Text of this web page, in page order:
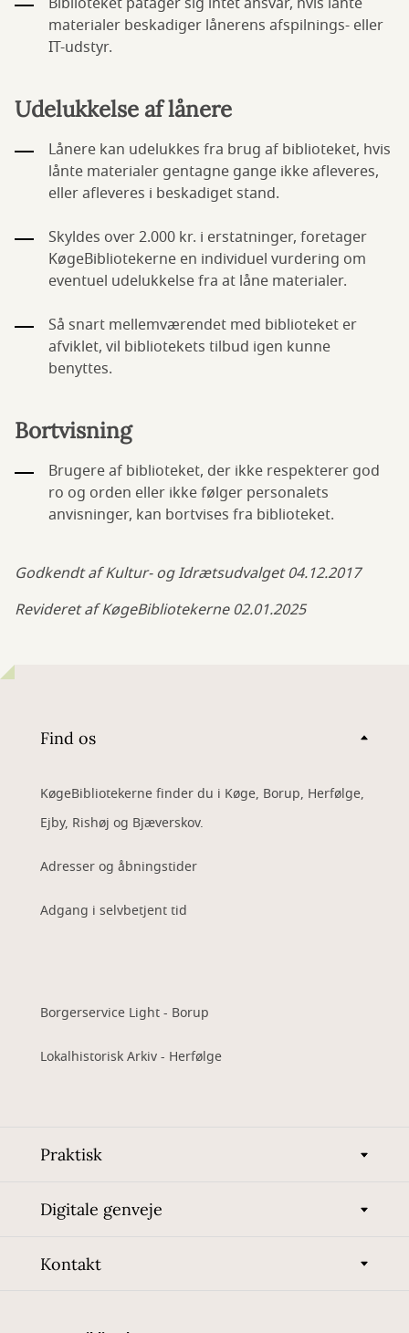
materialer beskadiger lånerens afspilnings- eller
IT-udstyr.
Udelukkelse af lånere
Lånere kan udelukkes fra brug af biblioteket, hvis
lånte materialer gentagne gange ikke afleveres,
eller afleveres i beskadiget stand.
Skyldes over 2.000 kr. i erstatninger, foretager
KøgeBibliotekerne en individuel vurdering om
eventuel udelukkelse fra at låne materialer.
Så snart mellemværendet med biblioteket er
afviklet, vil bibliotekets tilbud igen kunne
benyttes.
Bortvisning
Brugere af biblioteket, der ikke respekterer god
ro og orden eller ikke følger personalets
anvisninger, kan bortvises fra biblioteket.
Godkendt af Kultur- og Idrætsudvalget 04.12.2017
Revideret af KøgeBibliotekerne 02.01.2025
Find os
KøgeBibliotekerne finder du i Køge, Borup, Herfølge,
Ejby, Rishøj og Bjæverskov.
Adresser og åbningstider
Adgang i selvbetjent tid
Borgerservice Light - Borup
Lokalhistorisk Arkiv - Herfølge
Praktisk
Digitale genveje
Kontakt